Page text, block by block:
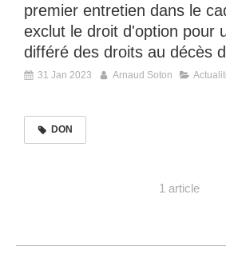
premier entretien dans le
exclut le droit d'option pour
différé des droits au décès
31 Jan 2023 Arnaud Soton
DON
1 article